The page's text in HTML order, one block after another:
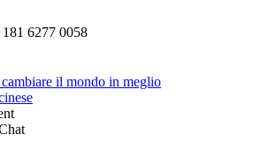
6277 0058
il mondo in meglio